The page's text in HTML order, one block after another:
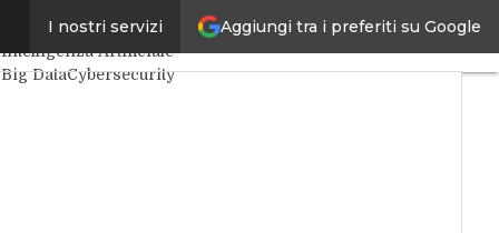
Aggiungi tra i preferiti su Google
I nostri servizi
Ultimi articoli
Intelligenza Artificiale
Big DataCybersecurity